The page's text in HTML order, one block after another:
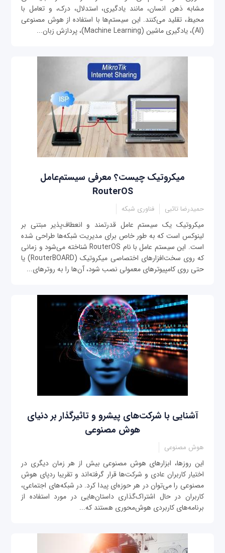
مشابه ذهن انسان، مانند یادگیری، استدلال، درک، و تعامل با
محیط، تقلید می‌کنند. این سیستم‌ها با استفاده از هوش مصنوعی
(AI)، یادگیری ماشین (Machine Learning)، پردازش زبان...
میکروتیک چیست؟ معرفی سیستم‌عامل
RouterOS
حمیدرضا تائبی فناوری شبکه
میکروتیک یک سیستم عامل قدرتمند و انعطاف‌پذیر مبتنی بر
لینوکس است که به طور خاص برای مدیریت شبکه‌ها طراحی شده
است. این سیستم عامل با نام RouterOS شناخته می‌شود و زمانی
که روی سخت‌افزارهای اختصاصی میکروتیک (RouterBOARD) یا
حتی روی کامپیوترهای معمولی نصب شود، آن‌ها را به روترهای...
آشنایی با شرکت‌های پیشرو و تاثیرگذار بر دنیای
هوش مصنوعی
هوش مصنوعی
این ‌روزها، ابزارهای هوش مصنوعی بیش از هر زمان دیگری در
اختیار کاربران عادی و شرکت‌ها قرار گرفته‌اند و تقریبا ردپای هوش
مصنوعی را می‌توان در هر حوزه‌ای پیدا کرد. در شبکه‌های اجتماعی،
کاربران در حال اشتراک‌گذاری داستان‌هایی در مورد استفاده از
برنامه‌های کاربردی هوش‌محوری هستند که...